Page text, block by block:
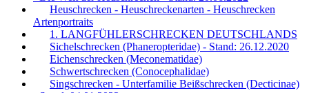
Heuschrecken - Heuschreckenarten - Heuschrecken
Artenportraits
1. LANGFÜHLERSCHRECKEN DEUTSCHLANDS
Sichelschrecken (Phaneropteridae) - Stand: 26.12.2020
Eichenschrecken (Meconematidae)
Schwertschrecken (Conocephalidae)
Singschrecken - Unterfamilie Beißschrecken (Decticinae)